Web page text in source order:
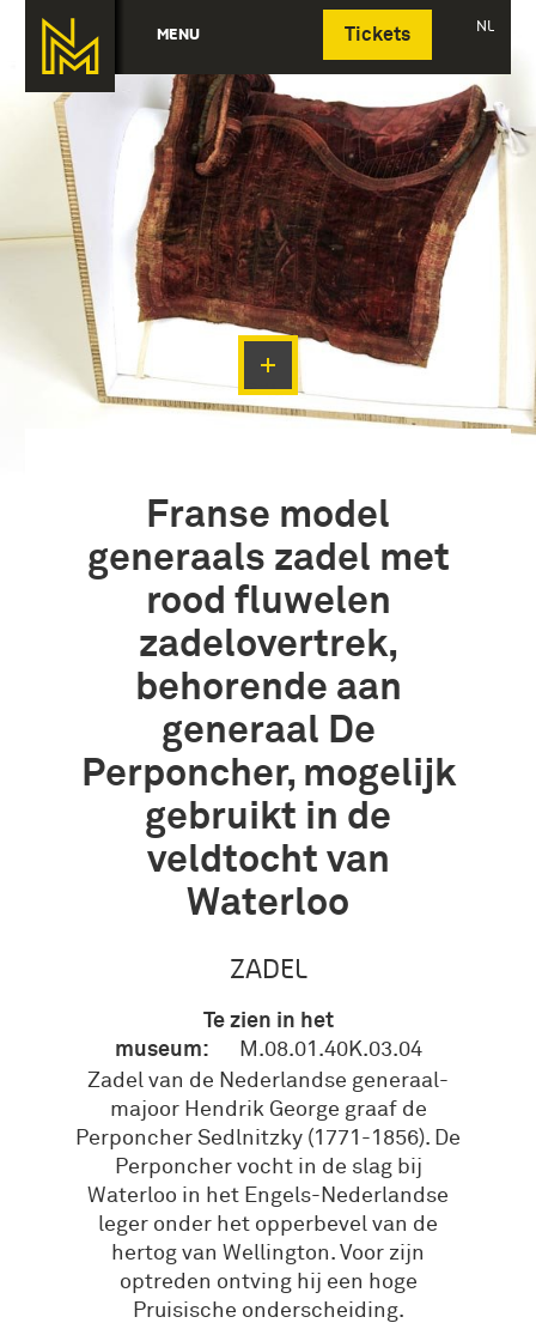
MENU Tickets NL
Deutsch
Franse model
generaals zadel met
rood fluwelen
zadelovertrek,
behorende aan
generaal De
Perponcher, mogelijk
gebruikt in de
veldtocht van
Waterloo
ZADEL
Te zien in het
museum:
M.08.01.40K.03.04
Zadel van de Nederlandse generaal-
majoor Hendrik George graaf de
Perponcher Sedlnitzky (1771-1856). De
Perponcher vocht in de slag bij
Waterloo in het Engels-Nederlandse
leger onder het opperbevel van de
hertog van Wellington. Voor zijn
optreden ontving hij een hoge
Pruisische onderscheiding.